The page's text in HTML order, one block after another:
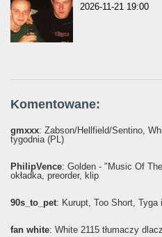
2026-11-21 19:00
Komentowane:
gmxxx: Żabson/Hellfield/Sentino,
tygodnia (PL)
PhilipVence: Golden - "Music Of
okładka, preorder, klip
90s_to_pet: Kurupt, Too Short,
fan white: White 2115 tłumaczy